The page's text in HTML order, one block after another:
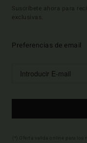
Suscríbete ahora para
exclusivas.
Preferencias de email